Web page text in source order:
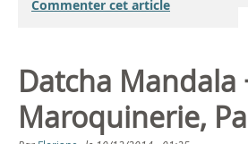
Commenter cet article
Datcha Mandala
Maroquinerie,